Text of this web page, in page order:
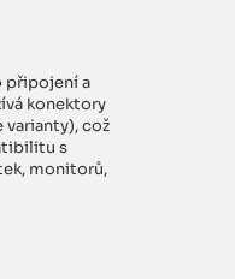
připojení a
konektory
varianty), což
s
monitorů,